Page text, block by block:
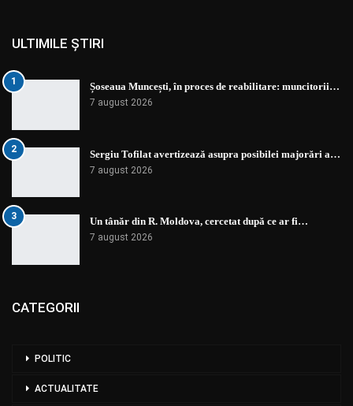
ULTIMILE ȘTIRI
1 Șoseaua Muncești, în proces de reabilitare: muncitorii…
7 august 2026
2 Sergiu Tofilat avertizează asupra posibilei majorări a…
7 august 2026
3 Un tânăr din R. Moldova, cercetat după ce ar fi…
7 august 2026
CATEGORII
POLITIC
ACTUALITATE